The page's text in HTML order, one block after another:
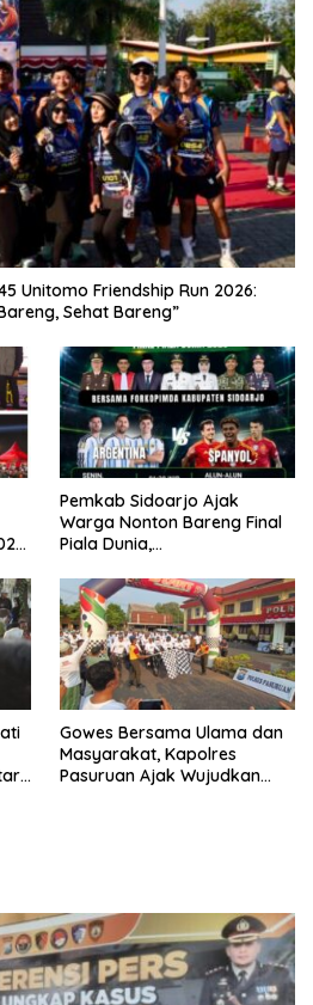
Unitomo Friendship Run 2026:
Sehat Bareng”
Pemkab Sidoarjo Ajak
Warga Nonton Bareng Final
Piala Dunia,
Gowes Bersama Ulama dan
Masyarakat, Kapolres
Pasuruan Ajak Wujudkan